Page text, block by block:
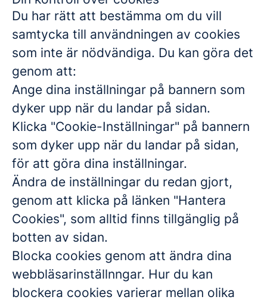
Du har rätt att bestämma om du vill
samtycka till användningen av cookies
som inte är nödvändiga. Du kan göra det
genom att:
Ange dina inställningar på bannern som
dyker upp när du landar på sidan.
Klicka "Cookie-Inställningar" på bannern
som dyker upp när du landar på sidan,
för att göra dina inställningar.
Ändra de inställningar du redan gjort,
genom att klicka på länken "Hantera
Cookies", som alltid finns tillgänglig på
botten av sidan.
Blocka cookies genom att ändra dina
webbläsarinställnngar. Hur du kan
blockera cookies varierar mellan olika